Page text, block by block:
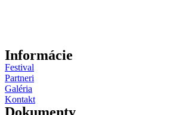
Informácie
Festival
Partneri
Galéria
Kontakt
Dokumenty